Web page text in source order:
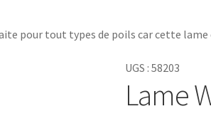
pour tout types de poils car cette
UGS : 58203
Lame